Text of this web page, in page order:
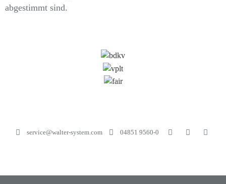
abgestimmt sind.
service@walter-system.com 04851 9560-0